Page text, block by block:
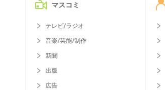
マスコミ
テレビ/ラジオ
音楽/芸能/制作
新聞
出版
広告